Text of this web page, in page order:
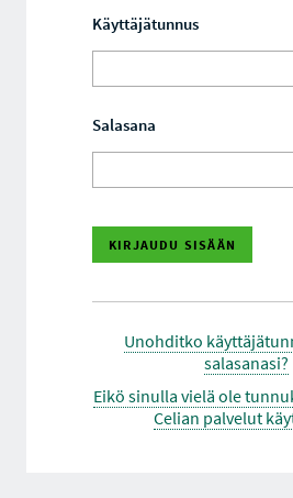
Käyttäjätunnus
Salasana
Unohditko
salasanasi?
Eikö sinulla vielä ole
Celian palvelut